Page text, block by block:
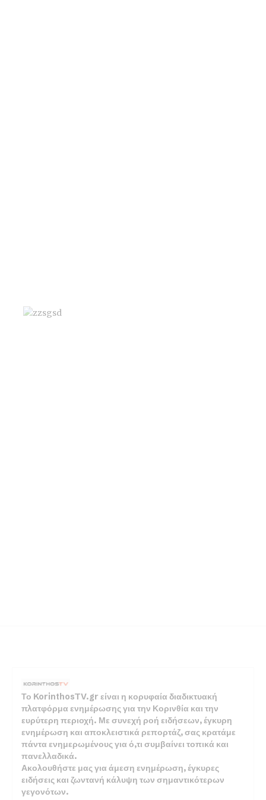
Το KorinthosTV.gr είναι η κορυφαία διαδικτυακή
πλατφόρμα ενημέρωσης για την Κορινθία και την
ευρύτερη περιοχή. Με συνεχή ροή ειδήσεων, έγκυρη
ενημέρωση και αποκλειστικά ρεπορτάζ, σας κρατάμε
πάντα ενημερωμένους για ό,τι συμβαίνει τοπικά και
πανελλαδικά.
Ακολουθήστε μας για άμεση ενημέρωση, έγκυρες
ειδήσεις και ζωντανή κάλυψη των σημαντικότερων
γεγονότων.